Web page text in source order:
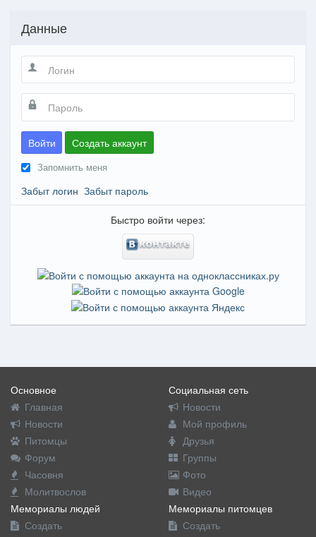
Данные
Войти Создать аккаунт
Запомнить меня
Забыт логин Забыт пароль
Быстро войти через:
Основное
Главная
Новости
Питомцы
Форум
Часовня
Молитвослов
Социальная сеть
Новости
Мой профиль
Друзья
Группы
Фото
Видео
Мемориалы людей
Создать
Мемориалы питомцев
Создать